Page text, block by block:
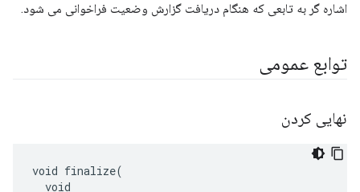
اشاره گر به تابعی که هنگام دریافت گزارش وضعیت فراخوانی می شود.
توابع عمومی
نهایی کردن
void finalize(
  void